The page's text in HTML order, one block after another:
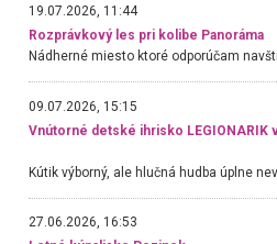
19.07.2026, 11:44
Rozprávkový les pri kolibe Panoráma
09.07.2026, 15:15
Vnútorné detské ihrisko LEGIONARIK
27.06.2026, 16:53